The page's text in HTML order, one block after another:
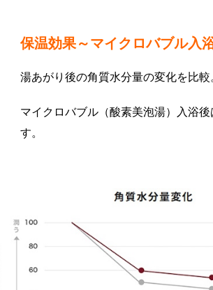
保温効果～マイクロバブル入
湯あがり後の角質水分量の変化を比較
マイクロバブル（酸素美泡湯）入浴
す。